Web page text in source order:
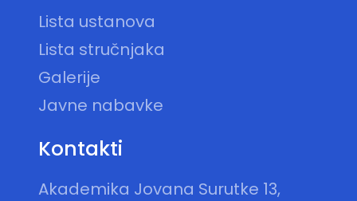
Lista ustanova
Lista stručnjaka
Galerije
Javne nabavke
Kontakti
Akademika Jovana Surutke 13,